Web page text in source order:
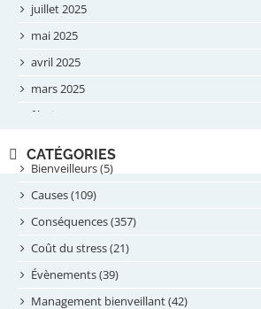
juillet 2025
mai 2025
avril 2025
mars 2025
février 2025
septembre 2024
août 2024
juillet 2024
juin 2024
mai 2024
avril 2024
CATÉGORIES
Bienveilleurs (5)
Causes (109)
Conséquences (357)
Coût du stress (21)
Évènements (39)
Management bienveillant (42)